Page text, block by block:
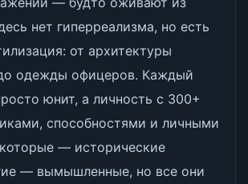
нет гиперреализма, но есть
от архитектуры
одежды офицеров. Каждый
юнит, а личность с 300+
способностями и личными
— исторические
— вымышленные, но все они